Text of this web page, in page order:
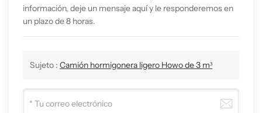
información, deje un mensaje aquí y le responderemos en
un plazo de 8 horas.
Sujeto : Camión hormigonera ligero Howo de 3 m³